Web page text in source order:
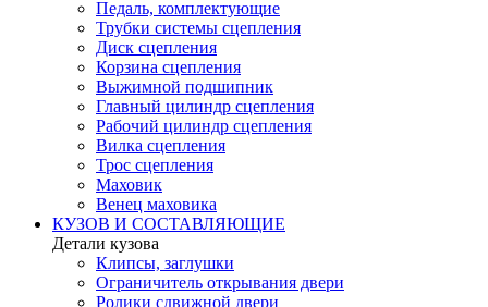
Педаль, комплектующие
Трубки системы сцепления
Диск сцепления
Корзина сцепления
Выжимной подшипник
Главный цилиндр сцепления
Рабочий цилиндр сцепления
Вилка сцепления
Трос сцепления
Маховик
Венец маховика
КУЗОВ И СОСТАВЛЯЮЩИЕ
Детали кузова
Клипсы, заглушки
Ограничитель открывания двери
Ролики сдвижной двери